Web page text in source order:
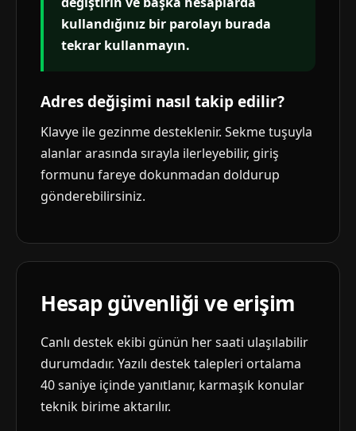
kullandığınız bir parolayı burada
tekrar kullanmayın.
Adres değişimi nasıl takip edilir?
Klavye ile gezinme desteklenir. Sekme tuşuyla
alanlar arasında sırayla ilerleyebilir, giriş
formunu fareye dokunmadan doldurup
gönderebilirsiniz.
Hesap güvenliği ve erişim
Canlı destek ekibi günün her saati ulaşılabilir
durumdadır. Yazılı destek talepleri ortalama
40 saniye içinde yanıtlanır, karmaşık konular
teknik birime aktarılır.